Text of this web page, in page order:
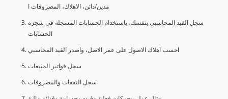
مدين/دائن، الاهلاك، المصروفات ا
سجل القيد المحاسبي بنفسك، باستخدام الحسابات المسجلة في شجرة
الحسابات
احسب اهلاك الاصول على عمر الاصل، واصدر القيد المحاسبي
سجل فواتير المبيعات
سجل النفقات والمصروفات